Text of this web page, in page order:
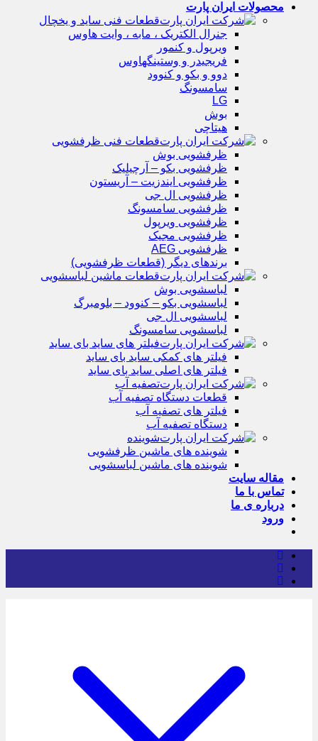
محصولات ایران پارت
قطعات فنی ساید و یخچال
جنرال الکتریک ، مابه ، وایت هاوس
ویرپول و کنمور
فریجیدر و وستینگهاوس
دوو و بکو و کنوود
سامسونگ
LG
بوش
هیتاچی
قطعات فنی ظرفشویی
ظرفشویی بوش
ظرفشویی بکو – آرچیلیک
ظرفشویی ایندزیت – آریستون
ظرفشویی ال جی
ظرفشویی سامسونگ
ظرفشویی ویرپول
ظرفشویی مجیک
ظرفشویی AEG
برندهای دیگر (قطعات ظرفشویی)
قطعات ماشین لباسشویی
لباسشویی بوش
لباسشویی بکو – کنوود – بلومبرگ
لباسشویی ال جی
لباسشویی سامسونگ
فیلتر های ساید بای ساید
فیلتر های کمکی ساید بای ساید
فیلتر های اصلی ساید بای ساید
تصفیه آب
قطعات دستگاه تصفیه آب
فیلتر های تصفیه آب
دستگاه تصفیه آب
شوینده
شوینده های ماشین ظرفشویی
شوینده های ماشین لباسشویی
مقاله سایت
تماس با ما
درباره ی ما
ورود